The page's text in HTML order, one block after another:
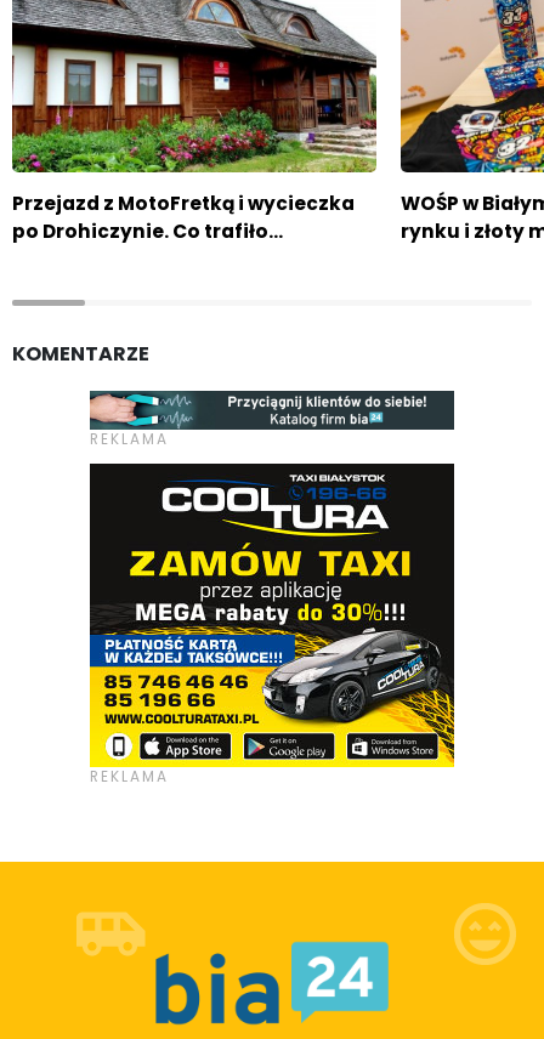
Przejazd z MotoFretką i wycieczka
po Drohiczynie. Co trafiło…
WOŚP w
rynku i złoty
KOMENTARZE